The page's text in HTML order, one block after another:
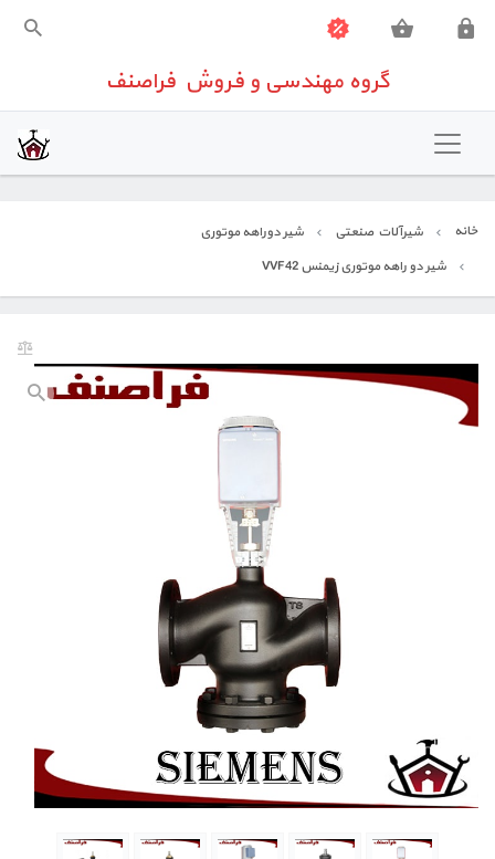
گروه مهندسی و فروش فراصنف
خانه
تجهیزات اندازه گیری
تجهیزات ساختمانی
تعمیرات تخصصی تجهیزات کنترلی
گروه مهندسی و فروش فراصنف
خانه شیرآلات صنعتی
شیر دوراهه موتوری
شیر دو راهه موتوری زیمنس VVF42